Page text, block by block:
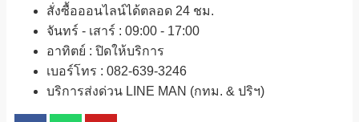
สั่งซื้อออนไลน์ได้ตลอด 24 ชม.
จันทร์ - เสาร์ : 09:00 - 17:00
อาทิตย์ : ปิดให้บริการ
เบอร์โทร : 082-639-3246
บริการส่งด่วน LINE MAN (กทม. & ปริฯ)